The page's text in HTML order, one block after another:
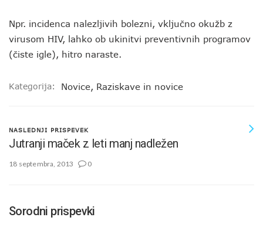
Npr. incidenca nalezljivih bolezni, vključno okužb z
virusom HIV, lahko ob ukinitvi preventivnih programov
(čiste igle), hitro naraste.
Kategorija: Novice, Raziskave in novice
NASLEDNJI PRISPEVEK
Jutranji maček z leti manj nadležen
18 septembra, 2013 0
Sorodni prispevki